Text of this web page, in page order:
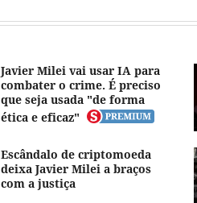
Javier Milei vai usar IA para
combater o crime. É preciso
que seja usada "de forma
ética e eficaz"
Escândalo de criptomoeda
deixa Javier Milei a braços
com a justiça